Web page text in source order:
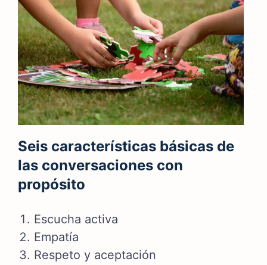
Seis características básicas de
las conversaciones con
propósito
Escucha activa
Empatía
Respeto y aceptación